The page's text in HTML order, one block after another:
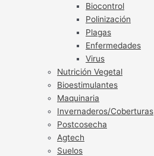
Biocontrol
Polinización
Plagas
Enfermedades
Virus
Nutrición Vegetal
Bioestimulantes
Maquinaria
Invernaderos/Coberturas
Postcosecha
Agtech
Suelos